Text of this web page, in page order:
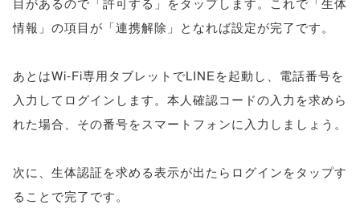
情報」の項目が「連携解除」となれば設定が完了です。
あとはWi-Fi専用タブレットでLINEを起動し、電話番号を
入力してログインします。本人確認コードの入力を求めら
れた場合、その番号をスマートフォンに入力しましょう。
次に、生体認証を求める表示が出たらログインをタップす
ることで完了です。